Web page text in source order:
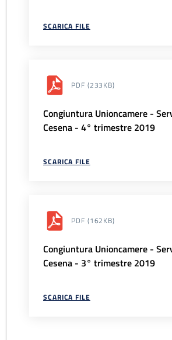
SCARICA FILE
PDF (233KB)
Congiuntura Unioncamere -
Cesena - 4° trimestre 2019
SCARICA FILE
PDF (162KB)
Congiuntura Unioncamere -
Cesena - 3° trimestre 2019
SCARICA FILE